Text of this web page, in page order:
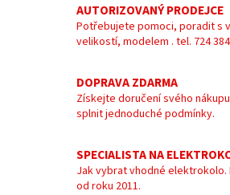
AUTORIZOVANÝ PRODEJCE
Potřebujete pomoci, poradit s
velikostí, modelem . tel. 724
DOPRAVA ZDARMA
Získejte doručení svého
splnit jednoduché podmínky.
SPECIALISTA NA
Jak vybrat vhodné
od roku 2011.